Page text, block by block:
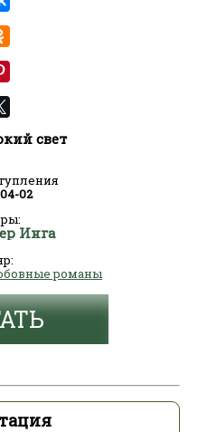
свет
02
Инга
романы